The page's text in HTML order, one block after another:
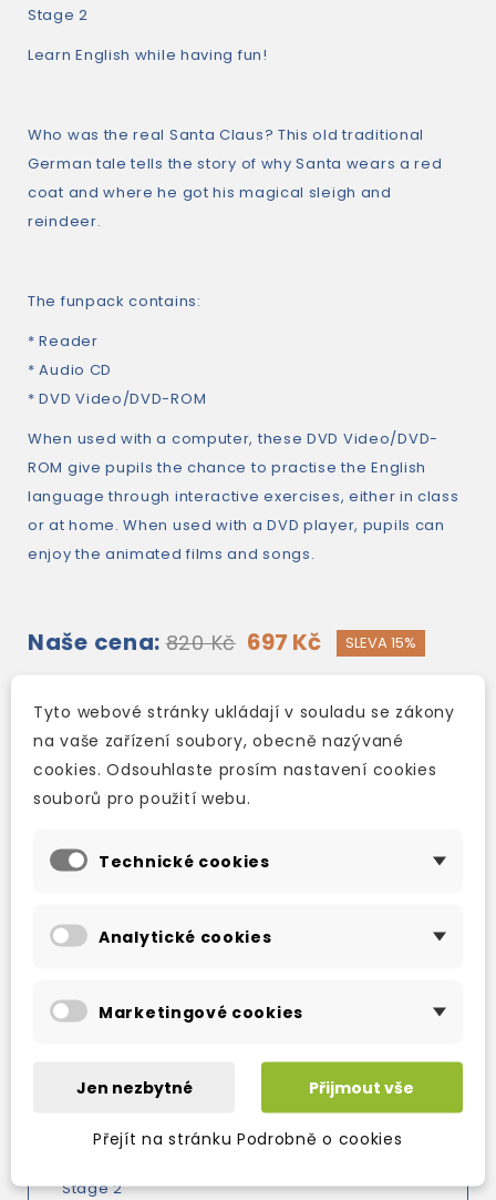
Stage 2
Learn English while having fun!
Who was the real Santa Claus? This old traditional
German tale tells the story of why Santa wears a red
coat and where he got his magical sleigh and
reindeer.
The funpack contains:
* Reader
* Audio CD
* DVD Video/DVD-ROM
When used with a computer, these DVD Video/DVD-
ROM give pupils the chance to practise the English
language through interactive exercises, either in class
or at home. When used with a DVD player, pupils can
enjoy the animated films and songs.
Naše cena: 820 Kč 697 Kč SLEVA 15%
skladem (ihned expedujeme)
Přidat do košíku
Přes 300 výdejních míst po celé ČR
Možnost výměny zboží
Detaily produktu
7 years +
Stage 2
Tyto webové stránky ukládají v souladu se zákony
na vaše zařízení soubory, obecně nazývané
cookies. Odsouhlaste prosím nastavení cookies
souborů pro použití webu.
Technické cookies
Analytické cookies
Marketingové cookies
Jen nezbytné Přijmout vše
Přejít na stránku Podrobně o cookies